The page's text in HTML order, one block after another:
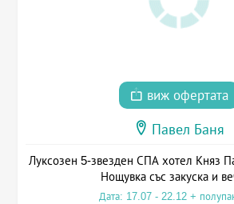
виж офертата
Павел Баня
Луксозен 5-звезден СПА хотел Княз
Нощувка със закуска и
Дата: 17.07 - 22.12 +